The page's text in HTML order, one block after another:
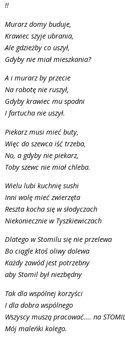
!!
Murarz domy buduje,
Krawiec szyje ubrania,
Ale gdzieżby co uszył,
Gdyby nie miał mieszkania?
A i murarz by przecie
Na robotę nie ruszył,
Gdyby krawiec mu spodni
I fartucha nie uszył.
Piekarz musi mieć buty,
Więc do szewca iść trzeba,
No, a gdyby nie piekarz,
Toby szewc nie miał chleba.
Wielu lubi kuchnię sushi
Inni wolę mieć zwierzęta
Reszta kocha się w słodyczach
Niekoniecznie w Tyszkiewiczach
Dlatego w Stomilu się nie przelewa
Bo ciągle ktoś oliwy dolewa
Każdy zawód jest potrzebny
aby Stomil był niezbędny
Tak dla wspólnej korzyści
I dla dobra wspólnego
Wszyscy muszą pracować.... na STOMIL
Mój maleńki kolego.